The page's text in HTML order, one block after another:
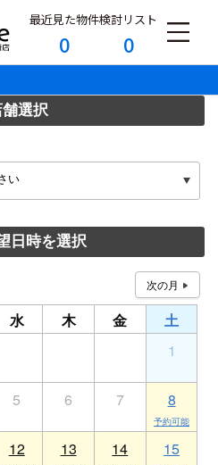
最近見た物件
0
検討リスト
0
舗選択
い
日時を選択
水 木 金
土
1
5 6 7 8
12 13 14 15